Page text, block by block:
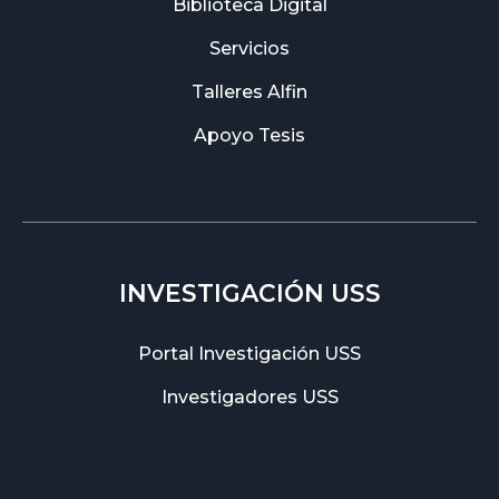
Biblioteca Digital
Servicios
Talleres Alfin
Apoyo Tesis
INVESTIGACIÓN USS
Portal Investigación USS
Investigadores USS